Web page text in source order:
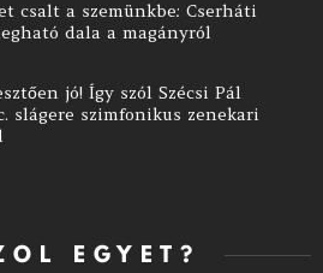
csalt a szemünkbe: Cserháti
dala a magányról
jó! Így szól Szécsi Pál
slágere szimfonikus zenekari
EGYET?